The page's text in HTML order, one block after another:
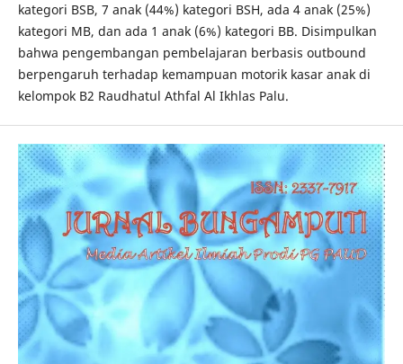
kategori BSB, 7 anak (44%) kategori BSH, ada 4 anak (25%)
kategori MB, dan ada 1 anak (6%) kategori BB. Disimpulkan
bahwa pengembangan pembelajaran berbasis outbound
berpengaruh terhadap kemampuan motorik kasar anak di
kelompok B2 Raudhatul Athfal Al Ikhlas Palu.